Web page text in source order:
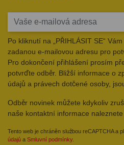
Po kliknutí na „PŘIHLÁSIT SE“
zadanou e-mailovou adresu pro
Pro dokončení přihlášení prosím
potvrďte odběr. Bližší informace o
údajů a právech dotčené osoby,
Odběr novinek můžete kdykoliv
naše kontaktní informace
Tento web je chráněn službou reCAPTCHA a
údajů a Smluvní podmínky.